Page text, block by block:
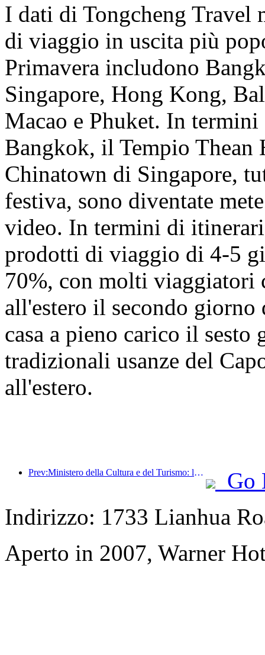
I dati di Tongcheng Travel
di viaggio in uscita più
Primavera includono
Singapore, Hong Kong,
Macao e Phuket. In
Bangkok, il Tempio
Chinatown di Singapore,
festiva, sono diventate
video. In termini di
prodotti di viaggio di 4-5
70%, con molti viaggiatori
all'estero il secondo giorno
casa a pieno carico il
tradizionali usanze del
all'estero.
Prev:Ministero della Cultura e del Turismo: lancio di 22 attività tematiche suddivise in 7 sezioni principali
Go
Indirizzo: 1733 Lianhua
Aperto in 2007, Warner